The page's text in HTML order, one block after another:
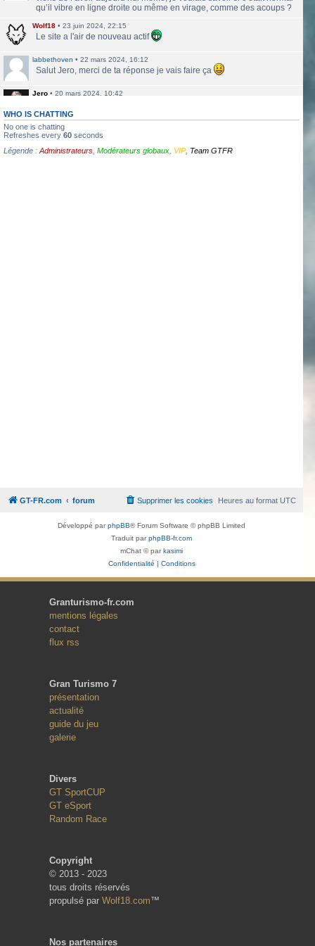
qu’il vibre en ligne droite ou même en virage, comme des acoups ?
Wolf18 • 23 juin 2024, 22:15
Le site a l'air de nouveau actif
labbethoven • 22 mars 2024, 16:12
Salut Jero, merci de ta réponse je vais faire ça
Jero • 20 mars 2024, 10:42
verra plus facilement que dans le chat
Jero•20 mars 2024, 10:42
Salut Kakashi et Bethoven
WHO IS CHATTING
No one is chatting
Refreshes every 60 seconds
Légende : Administrateurs Modérateurs globaux VIP, Team GTFR
GT-FR.com forum Heures au formatUTC
Supprimer les cookies
Développé parphpBB® Forum Software © phpBB Limited
Traduit parphpBB-fr.com
mChat © par kasimi
Confidentialité
Conditions
Granturismo-fr.com
mentions légales
contact
flux rss
Gran Turismo 7
présentation
actualité
guide du jeu
galerie
Divers
GT SportCUP
GT eSport
Random Race
Copyright
© 2013 - 2023
tous droits réservés
propulsé par Wolf18.com™
Nos partenaires